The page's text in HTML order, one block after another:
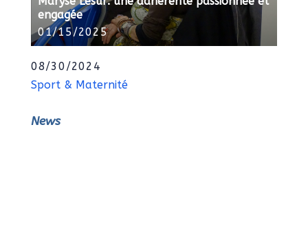
engagée
01/15/2025
08/30/2024
Sport & Maternité
News